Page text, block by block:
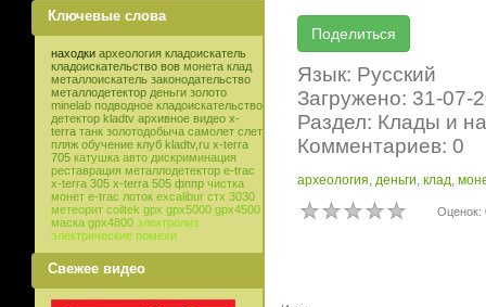
Ключевые слова
находки археология кладоискатель
кладоискательство вов монета клад
металлоискатель законодательство
металлодетектор деньги золото
minelab подводное кладоискательство
детектор kladtv архивное видео x-
terra танк золотодобыча самолет слет
пляж обучение клуб kladtv,ru x-terra
705 катушка авто дискриминация
реставрация металлодетектор e-trac
x-terra 305 x-terra 505 фппр чистка
монет e-trac лоток excalibur стх 3030
метеорит coiltek gpx gpx5000 gpx4500
маска gpx4800 электролиз
электрические помехи
Свежее видео
Язык: Русский
Загружено: 31-07-
Раздел: Клады и
Комментариев: 0
археология, деньги, клад,
Оценок: